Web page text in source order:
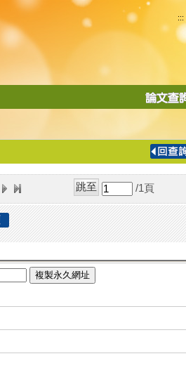
:::
導
/1 頁
複製永久網址